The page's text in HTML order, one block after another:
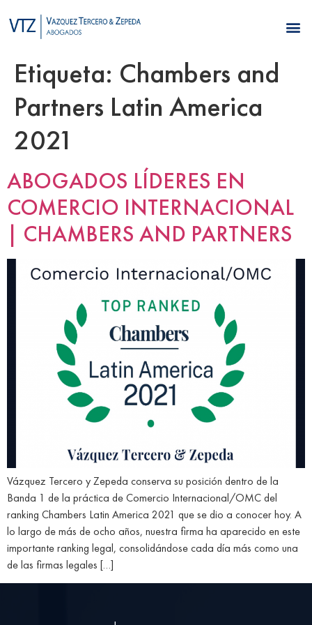
Etiqueta: Chambers and
Partners Latin America
2021
ABOGADOS LÍDERES EN
COMERCIO INTERNACIONAL
| CHAMBERS AND PARTNERS
Vázquez Tercero y Zepeda conserva su posición dentro de la
Banda 1 de la práctica de Comercio Internacional/OMC del
ranking Chambers Latin America 2021 que se dio a conocer hoy. A
lo largo de más de ocho años, nuestra firma ha aparecido en este
importante ranking legal, consolidándose cada día más como una
de las firmas legales […]